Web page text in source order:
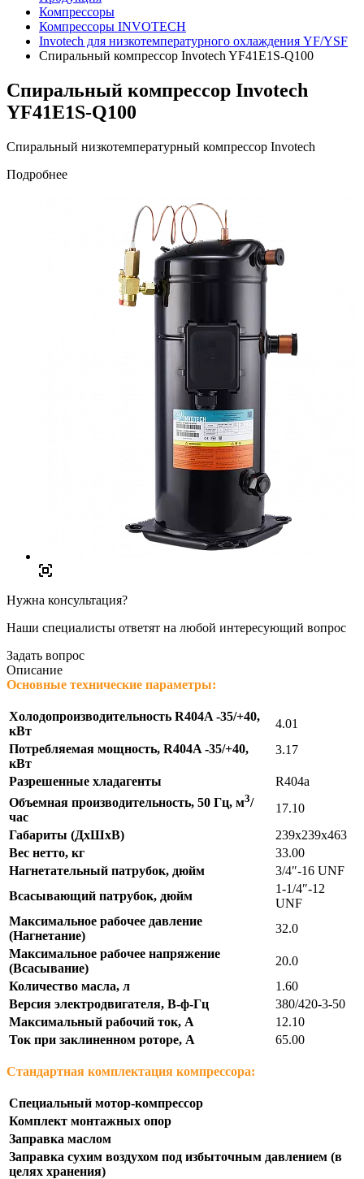
Компрессоры
Компрессоры INVOTECH
Invotech для низкотемпературного охлаждения YF/YSF
Спиральный компрессор Invotech YF41E1S-Q100
Спиральный компрессор Invotech
YF41E1S-Q100
Спиральный низкотемпературный компрессор Invotech
Подробнее
Нужна консультация?
Наши специалисты ответят на любой интересующий вопрос
Задать вопрос
Описание
Основные технические параметры:
Холодопроизводительность R404A -35/+40,
кВт
4.01
Потребляемая мощность, R404A -35/+40,
кВт
3.17
Разрешенные хладагенты
R404а
Объемная производительность, 50 Гц, м3/
час
17.10
Габариты (ДхШхВ)
239х239х463
Вес нетто, кг
33.00
Нагнетательный патрубок, дюйм
3/4″-16 UNF
Всасывающий патрубок, дюйм
1-1/4″-12
UNF
Максимальное рабочее давление
(Нагнетание)
32.0
Максимальное рабочее напряжение
(Всасывание)
20.0
Количество масла, л
1.60
Версия электродвигателя, В-ф-Гц
380/420-3-50
Максимальный рабочий ток, А
12.10
Ток при заклиненном роторе, А
65.00
Стандартная комплектация компрессора:
Специальный мотор-компрессор
Комплект монтажных опор
Заправка маслом
Заправка сухим воздухом под избыточным давлением (в
целях хранения)